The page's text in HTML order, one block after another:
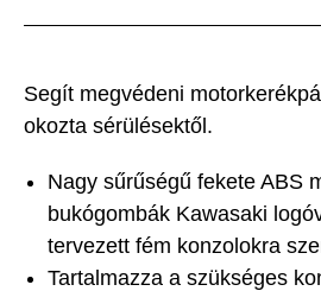
Segít megvédeni
okozta sérülésektől.
Nagy sűrűségű fekete ABS
bukógombák Kawasaki
tervezett fém konzolokra
Tartalmazza a szükséges